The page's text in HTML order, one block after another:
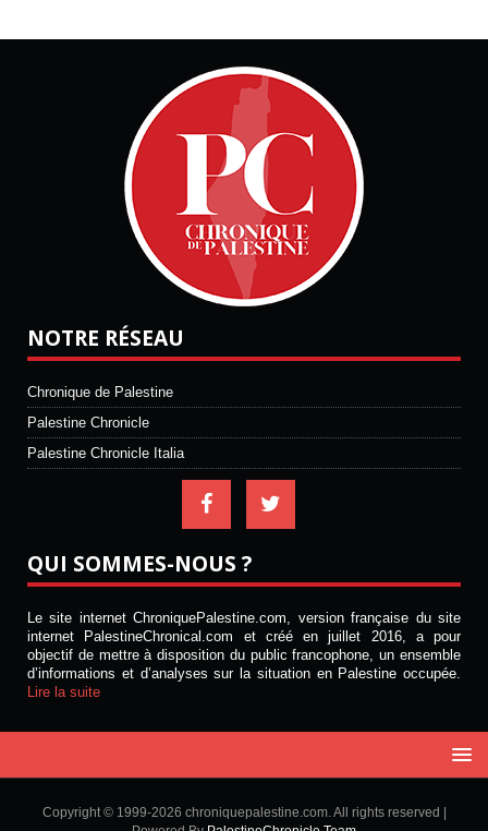
NOTRE RÉSEAU
Chronique de Palestine
Palestine Chronicle
Palestine Chronicle Italia
QUI SOMMES-NOUS ?
Le site internet ChroniquePalestine.com, version française du site
internet PalestineChronical.com et créé en juillet 2016, a pour
objectif de mettre à disposition du public francophone, un ensemble
d’informations et d’analyses sur la situation en Palestine occupée.
Lire la suite
Copyright © 1999-2026 chroniquepalestine.com. All rights reserved |